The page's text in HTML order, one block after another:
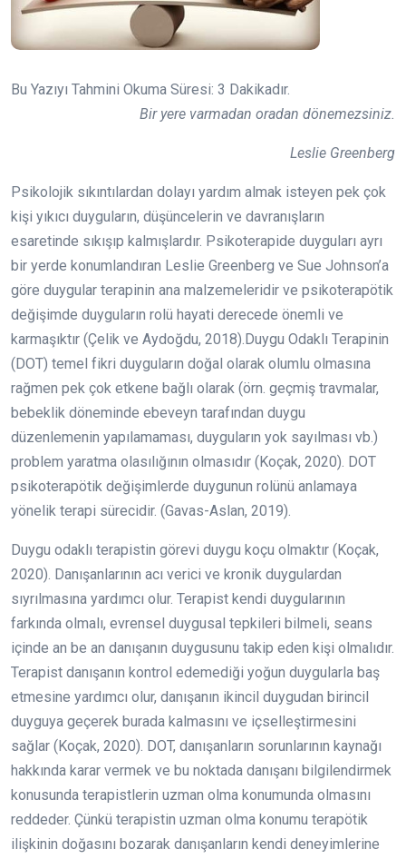
Bu Yazıyı Tahmini Okuma Süresi: 3 Dakikadır.
Bir yere varmadan oradan dönemezsiniz.
Leslie Greenberg
Psikolojik sıkıntılardan dolayı yardım almak isteyen pek çok
kişi yıkıcı duyguların, düşüncelerin ve davranışların
esaretinde sıkışıp kalmışlardır. Psikoterapide duyguları ayrı
bir yerde konumlandıran Leslie Greenberg ve Sue Johnson’a
göre duygular terapinin ana malzemeleridir ve psikoterapötik
değişimde duyguların rolü hayati derecede önemli ve
karmaşıktır (Çelik ve Aydoğdu, 2018).Duygu Odaklı Terapinin
(DOT) temel fikri duyguların doğal olarak olumlu olmasına
rağmen pek çok etkene bağlı olarak (örn. geçmiş travmalar,
bebeklik döneminde ebeveyn tarafından duygu
düzenlemenin yapılamaması, duyguların yok sayılması vb.)
problem yaratma olasılığının olmasıdır (Koçak, 2020). DOT
psikoterapötik değişimlerde duygunun rolünü anlamaya
yönelik terapi sürecidir. (Gavas-Aslan, 2019).
Duygu odaklı terapistin görevi duygu koçu olmaktır (Koçak,
2020). Danışanlarının acı verici ve kronik duygulardan
sıyrılmasına yardımcı olur. Terapist kendi duygularının
farkında olmalı, evrensel duygusal tepkileri bilmeli, seans
içinde an be an danışanın duygusunu takip eden kişi olmalıdır.
Terapist danışanın kontrol edemediği yoğun duygularla baş
etmesine yardımcı olur, danışanın ikincil duygudan birincil
duyguya geçerek burada kalmasını ve içselleştirmesini
sağlar (Koçak, 2020). DOT, danışanların sorunlarının kaynağı
hakkında karar vermek ve bu noktada danışanı bilgilendirmek
konusunda terapistlerin uzman olma konumunda olmasını
reddeder. Çünkü terapistin uzman olma konumu terapötik
ilişkinin doğasını bozarak danışanların kendi deneyimlerine